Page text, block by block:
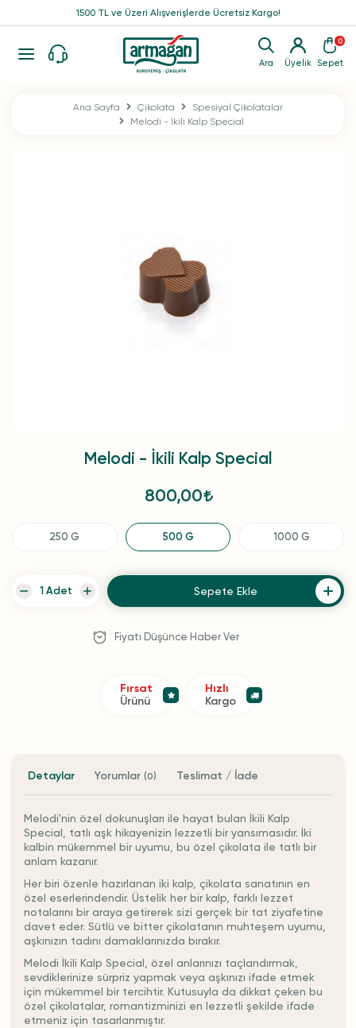
Ara Üyelik
0
Sepet
1500 TL ve Üzeri Alışverişlerde Ücretsiz Kargo!
Ana Sayfa Çikolata
Spesiyal Çikolatalar
Melodi - İkili Kalp Special
Melodi - İkili Kalp Special
800,00
250 G 500 G 1000 G
Sepete Ekle
Fiyatı Düşünce Haber Ver
Fırsat
Ürünü
Hızlı
Kargo
Detaylar Yorumlar (0) Teslimat / İade
Melodi'nin özel dokunuşları ile hayat bulan İkili Kalp
Special, tatlı aşk hikayenizin lezzetli bir yansımasıdır. İki
kalbin mükemmel bir uyumu, bu özel çikolata ile tatlı bir
anlam kazanır.
Her biri özenle hazırlanan iki kalp, çikolata sanatının en
özel eserlerindendir. Üstelik her bir kalp, farklı lezzet
notalarını bir araya getirerek sizi gerçek bir tat ziyafetine
davet eder. Sütlü ve bitter çikolatanın muhteşem uyumu,
aşkınızın tadını damaklarınızda bırakır.
Melodi İkili Kalp Special, özel anlarınızı taçlandırmak,
sevdiklerinize sürpriz yapmak veya aşkınızı ifade etmek
için mükemmel bir tercihtir. Kutusuyla da dikkat çeken bu
özel çikolatalar, romantizminizi en lezzetli şekilde ifade
etmeniz için tasarlanmıştır.